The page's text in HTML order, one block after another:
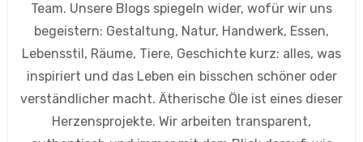
Team. Unsere Blogs spiegeln wider, wofür wir uns
begeistern: Gestaltung, Natur, Handwerk, Essen,
Lebensstil, Räume, Tiere, Geschichte kurz: alles, was
inspiriert und das Leben ein bisschen schöner oder
verständlicher macht. Ätherische Öle ist eines dieser
Herzensprojekte. Wir arbeiten transparent,